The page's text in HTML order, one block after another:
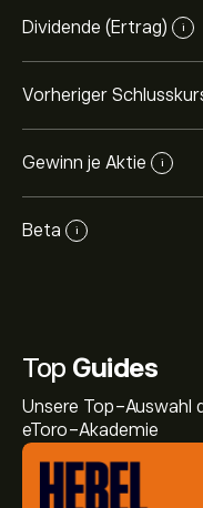
Dividende (Ertrag) i
Vorheriger
Gewinn je Aktie i
Beta i
Top Guides
Unsere Top-Auswahl
eToro-Akademie